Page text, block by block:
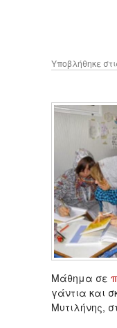
Υποβλήθηκε
Μάθημα σε
γάντια και
Μυτιλήνης,